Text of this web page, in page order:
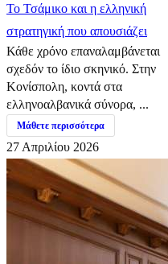
​Το Τσάμικο και η ελληνική
στρατηγική που απουσιάζει
Κάθε χρόνο επαναλαμβάνεται
σχεδόν το ίδιο σκηνικό. Στην
Κονίσπολη, κοντά στα
ελληνοαλβανικά σύνορα, ...
Μάθετε περισσότερα
27 Απριλίου 2026